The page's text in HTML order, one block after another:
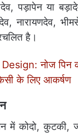
पड़ापेन या
नारायणदेव,
है।
नोज पिन
के लिए आकर्षण
कोदो, कुटकी,